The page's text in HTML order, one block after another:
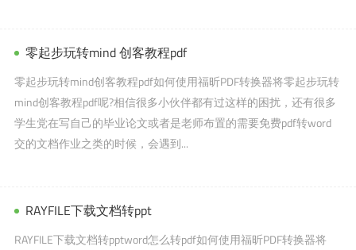
零起步玩转mind 创客教程pdf
零起步玩转mind创客教程pdf如何使用福昕PDF转换器将零起步玩转
mind创客教程pdf呢?相信很多小伙伴都有过这样的困扰，还有很多
学生党在写自己的毕业论文或者是老师布置的需要免费pdf转word
交的文档作业之类的时候，会遇到...
RAYFILE下载文档转ppt
RAYFILE下载文档转pptword怎么转pdf如何使用福昕PDF转换器将